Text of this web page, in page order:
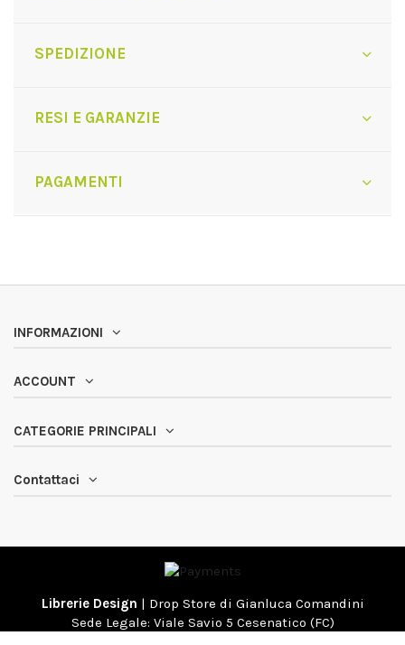
SPEDIZIONE
RESI E GARANZIE
PAGAMENTI
INFORMAZIONI
ACCOUNT
CATEGORIE PRINCIPALI
Contattaci
Librerie Design | Drop Store di Gianluca Comandini
Sede Legale: Viale Savio 5 Cesenatico (FC)